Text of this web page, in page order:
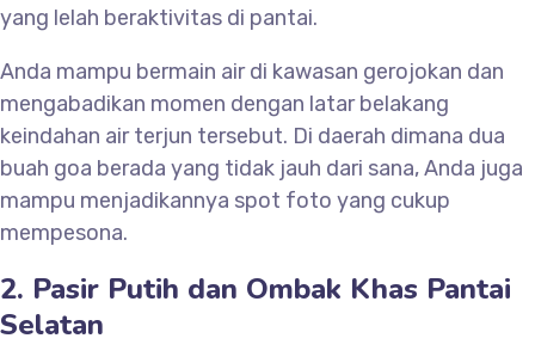
yang lelah beraktivitas di pantai.
Anda mampu bermain air di kawasan gerojokan dan
mengabadikan momen dengan latar belakang
keindahan air terjun tersebut. Di daerah dimana dua
buah goa berada yang tidak jauh dari sana, Anda juga
mampu menjadikannya spot foto yang cukup
mempesona.
2. Pasir Putih dan Ombak Khas Pantai
Selatan